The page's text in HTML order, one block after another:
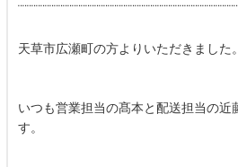
天草市広瀬町の方よりいただきました。
いつも営業担当の髙本と配送担当の近
す。